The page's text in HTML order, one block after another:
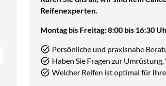
Reifenexperten.
Montag bis Freitag: 8:00 bis 16:30
Persönliche und praxisnahe
Haben Sie Fragen zur
Welcher Reifen ist optimal für